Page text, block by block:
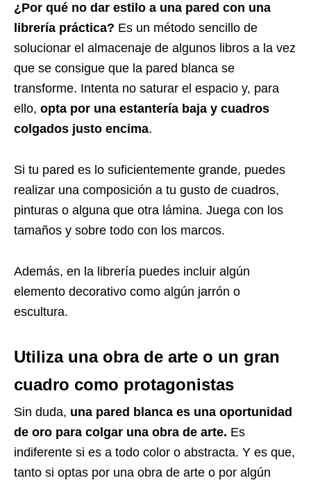
¿Por qué no dar estilo a una pared con una
librería práctica? Es un método sencillo de
solucionar el almacenaje de algunos libros a la vez
que se consigue que la pared blanca se
transforme. Intenta no saturar el espacio y, para
ello, opta por una estantería baja y cuadros
colgados justo encima.
Si tu pared es lo suficientemente grande, puedes
realizar una composición a tu gusto de cuadros,
pinturas o alguna que otra lámina. Juega con los
tamaños y sobre todo con los marcos.
Además, en la librería puedes incluir algún
elemento decorativo como algún jarrón o
escultura.
Utiliza una obra de arte o un gran
cuadro como protagonistas
Sin duda, una pared blanca es una oportunidad
de oro para colgar una obra de arte. Es
indiferente si es a todo color o abstracta. Y es que,
tanto si optas por una obra de arte o por algún